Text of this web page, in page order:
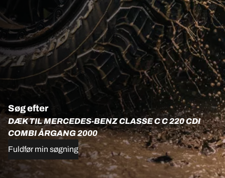
Søg efter
DÆK TIL MERCEDES-BENZ CLASSE C C 220 CDI
COMBI ÅRGANG 2000
Fuldfør min søgning